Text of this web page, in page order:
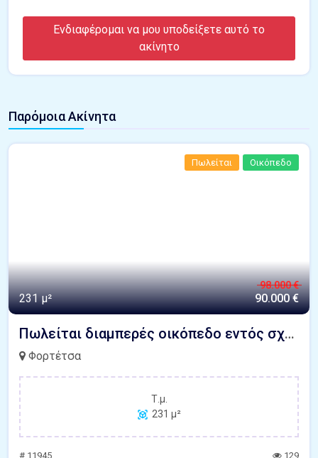
Ενδιαφέρομαι να μου υποδείξετε αυτό το
ακίνητο
Παρόμοια Ακίνητα
Πωλείται Οικόπεδο
231 μ²
98.000 €
90.000 €
Πωλείται διαμπερές οικόπεδο εντός σχεδίου Φορτέτσα Ηράκλειο Κρήτης
Φορτέτσα
Τ.μ.
231 μ²
# 11945 129